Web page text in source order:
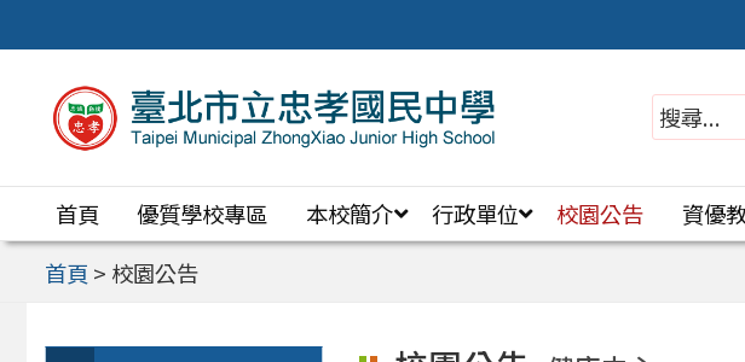
至
區
首頁 優質學校專區 本校簡介 行政單位 校園公告 資優
首頁 > 校園公告